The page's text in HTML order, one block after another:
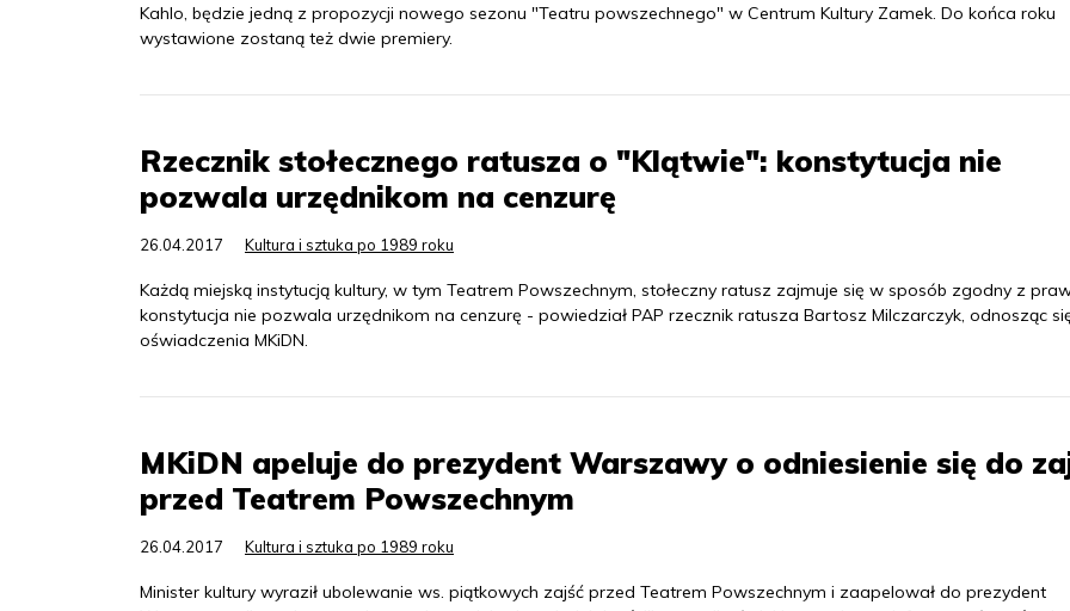
Kahlo, będzie jedną z propozycji nowego sezonu "Teatru powszechnego" w Centrum Kultury Zamek. Do końca roku
wystawione zostaną też dwie premiery.
Rzecznik stołecznego ratusza o "Klątwie": konstytucja nie
pozwala urzędnikom na cenzurę
26.04.2017 Kultura i sztuka po 1989 roku
Każdą miejską instytucją kultury, w tym Teatrem Powszechnym, stołeczny ratusz zajmuje się w sposób zgodny z
konstytucja nie pozwala urzędnikom na cenzurę - powiedział PAP rzecznik ratusza Bartosz Milczarczyk, odnosząc
oświadczenia MKiDN.
MKiDN apeluje do prezydent Warszawy o odniesienie się do
przed Teatrem Powszechnym
26.04.2017 Kultura i sztuka po 1989 roku
Minister kultury wyraził ubolewanie ws. piątkowych zajść przed Teatrem Powszechnym i zaapelował do prezydent